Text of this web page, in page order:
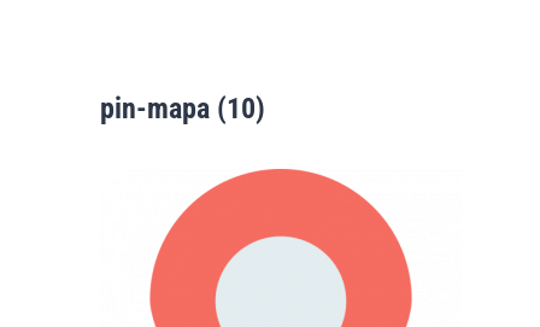
pin-mapa (10)